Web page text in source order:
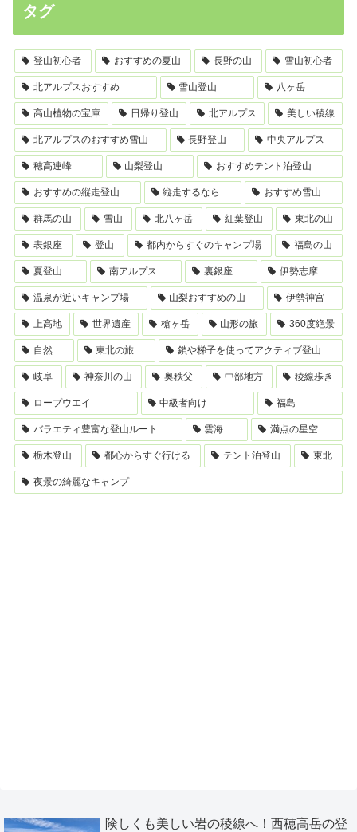
タグ
登山初心者 おすすめの夏山 長野の山 雪山初心者
北アルプスおすすめ 雪山登山 八ヶ岳
高山植物の宝庫 日帰り登山 北アルプス 美しい稜線
北アルプスのおすすめ雪山 長野登山 中央アルプス
穂高連峰 山梨登山 おすすめテント泊登山
おすすめの縦走登山 縦走するなら おすすめ雪山
群馬の山 雪山 北八ヶ岳 紅葉登山 東北の山
表銀座 登山 都内からすぐのキャンプ場 福島の山
夏登山 南アルプス 裏銀座 伊勢志摩
温泉が近いキャンプ場 山梨おすすめの山 伊勢神宮
上高地 世界遺産 槍ヶ岳 山形の旅 360度絶景
自然 東北の旅 鎖や梯子を使ってアクティブ登山
岐阜 神奈川の山 奥秩父 中部地方 稜線歩き
ロープウエイ 中級者向け 福島
バラエティ豊富な登山ルート 雲海 満点の星空
栃木登山 都心からすぐ行ける テント泊登山 東北
夜景の綺麗なキャンプ
険しくも美しい岩の稜線へ！西穂高岳の登